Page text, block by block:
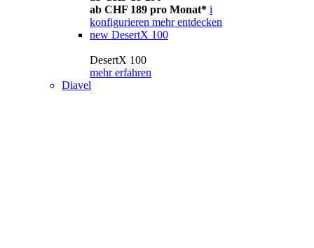
ab CHF 189 pro Monat* i
konfigurieren mehr entdecken
new DesertX 100
DesertX 100
mehr erfahren
Diavel